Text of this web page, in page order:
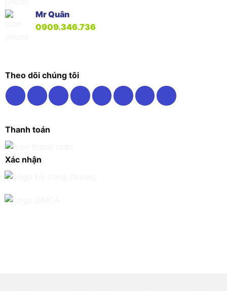
Mr Quân
0909.346.736
Theo dõi chúng tôi
Thanh toán
Xác nhận